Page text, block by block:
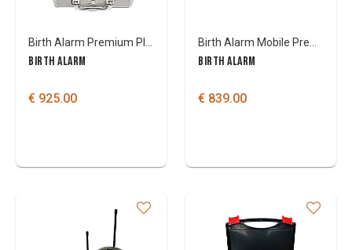
BIRTH ALARM
€ 925.00
BIRTH ALARM
€ 839.00